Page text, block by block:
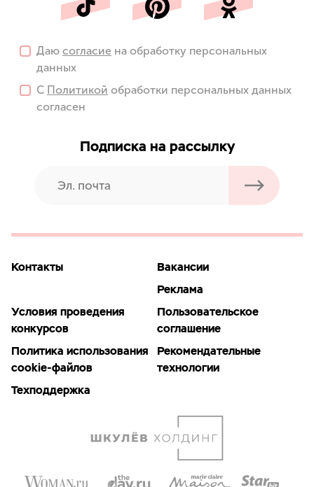
Даю согласие на обработку персональных
данных
С Политикой обработки персональных данных
согласен
Подписка на рассылку
Контакты
Вакансии
Реклама
Условия проведения
конкурсов
Пользовательское
соглашение
Политика использования
cookie-файлов
Рекомендательные
технологии
Техподдержка